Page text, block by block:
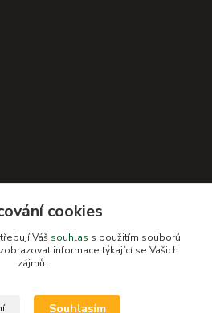
cookies
Váš souhlas s použitím souborů
informace týkající se Vašich
zájmů.
Souhlasím